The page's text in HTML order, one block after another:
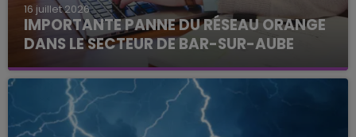
16 juillet 2026
IMPORTANTE PANNE DU RÉSEAU ORANGE
DANS LE SECTEUR DE BAR-SUR-AUBE